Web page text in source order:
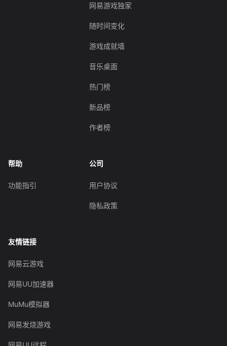
网易游戏独家
随时间变化
游戏成就墙
音乐桌面
热门榜
新品榜
作者榜
帮助
功能指引
公司
用户协议
隐私政策
友情链接
网易云游戏
网易UU加速器
MuMu模拟器
网易发烧游戏